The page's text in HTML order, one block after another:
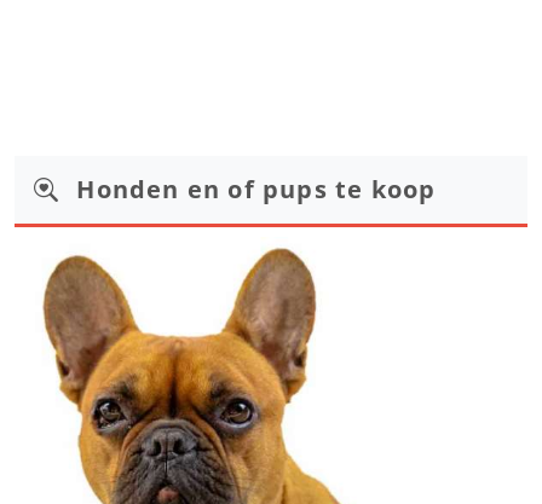
Honden en of pups te koop